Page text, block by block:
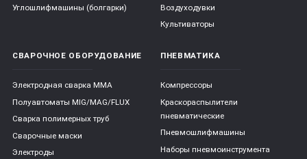
Углошлифмашины (болгарки)
Воздуходувки
Культиваторы
СВАРОЧНОЕ ОБОРУДОВАНИЕ
Электродная сварка ММА
Полуавтоматы MIG/MAG/FLUX
Сварка полимерных труб
Сварочные маски
Электроды
ПНЕВМАТИКА
Компрессоры
Краскораспылители
пневматические
Пневмошлифмашины
Наборы пневмоинструмента